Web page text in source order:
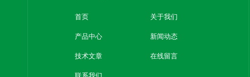
首页 关于我们
产品中心 新闻动态
技术文章 在线留言